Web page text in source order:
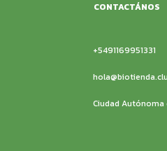
CONTACTÁNOS
+5491169951331
Ciudad Autónoma